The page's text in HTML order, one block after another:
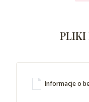
PLIKI
Informacje o